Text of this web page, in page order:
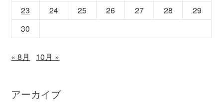
23
24 25 26 27 28
29
30
« 8月 10月 »
アーカイブ